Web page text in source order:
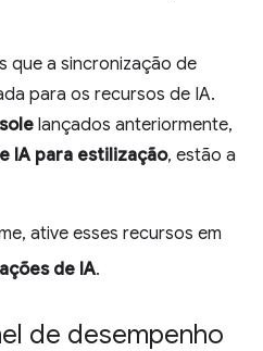
que a sincronização de
para os recursos de IA.
lançados anteriormente,
IA para estilização, estão a
ative esses recursos em
de IA.
de desempenho